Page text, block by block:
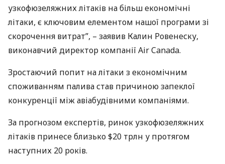
узкофюзеляжних літаків на більш економічні
літаки, є ключовим елементом нашої програми зі
скорочення витрат”, – заявив Калин Ровенеску,
виконавчий директор компанії Air Canada.
Зростаючий попит на літаки з економічним
споживанням палива став причиною запеклої
конкуренції між авіабудівними компаніями.
За прогнозом експертів, ринок узкофюзеляжних
літаків принесе близько $20 трлн у протягом
наступних 20 років.